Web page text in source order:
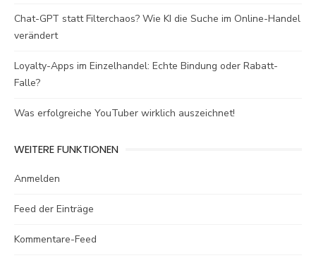
Chat-GPT statt Filterchaos? Wie KI die Suche im Online-Handel
verändert
Loyalty-Apps im Einzelhandel: Echte Bindung oder Rabatt-
Falle?
Was erfolgreiche YouTuber wirklich auszeichnet!
WEITERE FUNKTIONEN
Anmelden
Feed der Einträge
Kommentare-Feed